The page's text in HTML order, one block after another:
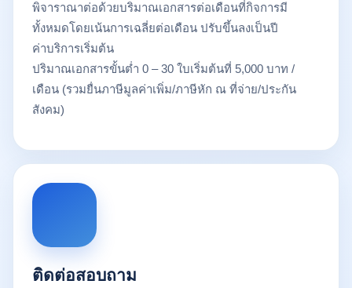
พิจาราณาต่อด้วยบริมาณเอกสารต่อเดือนที่กิจการมี
ทั้งหมดโดยเน้นการเฉลี่ยต่อเดือน ปรับขึ้นลงเป็นปี
ค่าบริการเริ่มต้น
ปริมาณเอกสารขั้นต่ำ 0 – 30 ใบเริ่มต้นที่ 5,000 บาท /
เดือน (รวมยื่นภาษีมูลค่าเพิ่ม/ภาษีหัก ณ ที่จ่าย/ประกัน
สังคม)
ติดต่อสอบถาม